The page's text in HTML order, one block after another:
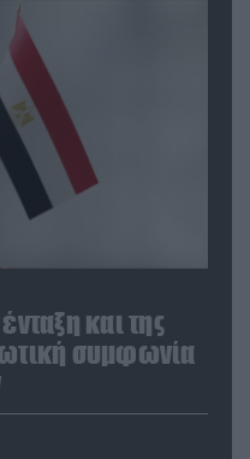
και της
συμφωνία